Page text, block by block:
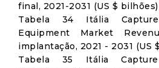
final, 2021-2031 (US $ bilhões)
Tabela 34 Itália
Equipment Market
implantação, 2021 - 2031 (US
Tabela 35 Itália